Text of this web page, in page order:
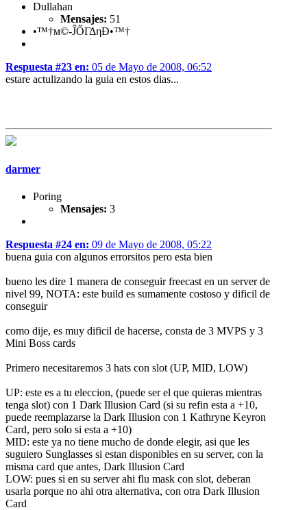
Dullahan
Mensajes: 51
•™†м©-ĴŐΓΔηĐ•™†
Respuesta #23 en: 05 de Mayo de 2008, 06:52
estare actulizando la guia en estos dias...
darmer
Poring
Mensajes: 3
Respuesta #24 en: 09 de Mayo de 2008, 05:22
buena guia con algunos errorsitos pero esta bien
bueno les dire 1 manera de conseguir freecast en un server de
nivel 99, NOTA: este build es sumamente costoso y dificil de
conseguir
como dije, es muy dificil de hacerse, consta de 3 MVPS y 3
Mini Boss cards
Primero necesitaremos 3 hats con slot (UP, MID, LOW)
UP: este es a tu eleccion, (puede ser el que quieras mientras
tenga slot) con 1 Dark Illusion Card (si su refin esta a +10,
puede reemplazarse la Dark Illusion con 1 Kathryne Keyron
Card, pero solo si esta a +10)
MID: este ya no tiene mucho de donde elegir, asi que les
suguiero Sunglasses si estan disponibles en su server, con la
misma card que antes, Dark Illusion Card
LOW: pues si en su server ahi flu mask con slot, deberan
usarla porque no ahi otra alternativa, con otra Dark Illusion
Card